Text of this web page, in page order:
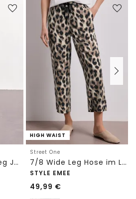
High Waist Barrel Leg Jeans im Loose Fit
HIGH WAIST
Street One
7/8 Wide Leg Hose im Loose Fit mit Print
STYLE EMEE
49,99 €